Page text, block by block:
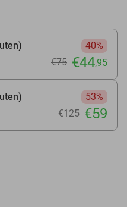
40%
€75 €44,95
53%
€125 €59